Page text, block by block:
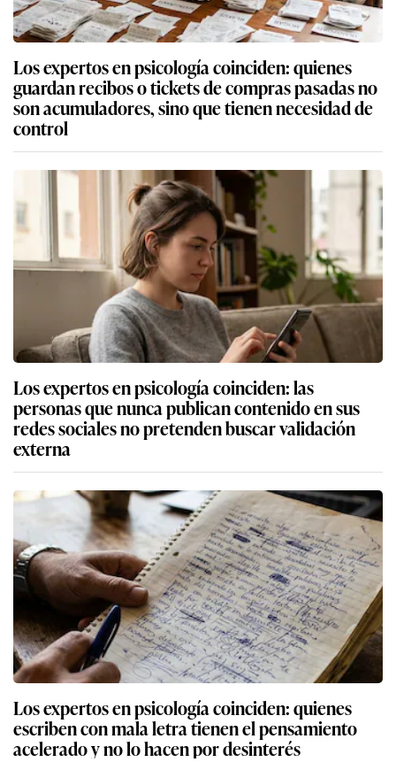
Los expertos en psicología coinciden: quienes
guardan recibos o tickets de compras pasadas no
son acumuladores, sino que tienen necesidad de
control
Los expertos en psicología coinciden: las
personas que nunca publican contenido en sus
redes sociales no pretenden buscar validación
externa
Los expertos en psicología coinciden: quienes
escriben con mala letra tienen el pensamiento
acelerado y no lo hacen por desinterés